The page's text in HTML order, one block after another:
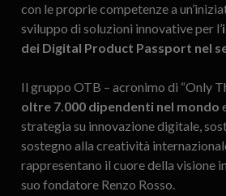
con le proprie competenze a
sviluppo di soluzioni innovative per l’
dei Digital Product Passport nel
Il gruppo OTB – acronimo di “Only
oltre 7.000 dipendenti nel mondo
strategia su innovazione digitale,
sostegno alla creatività
rappresentano il cuore della visione
suo fondatore Renzo Rosso.